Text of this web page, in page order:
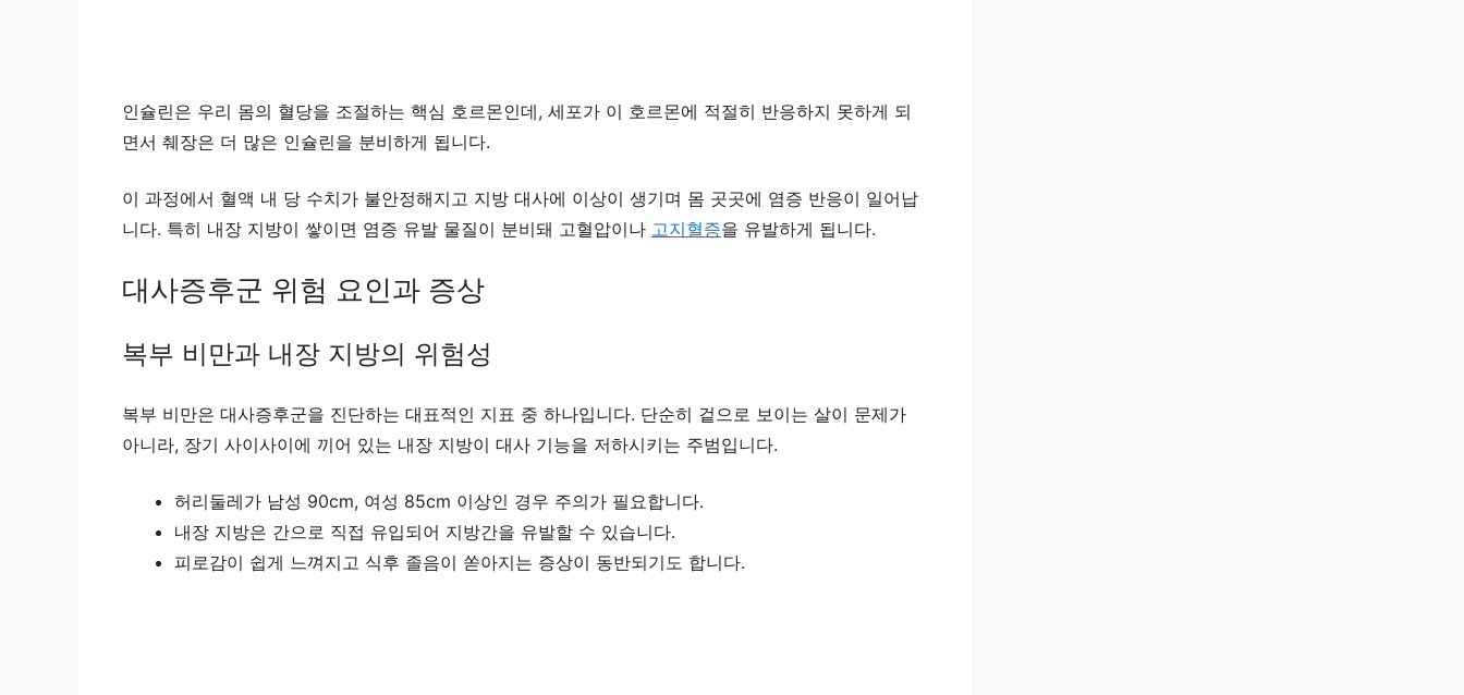
인슐린은 우리 몸의 혈당을 조절하는 핵심 호르몬인데, 세포가 이 호르몬에 적절히 반응하지 못하게 되
면서 췌장은 더 많은 인슐린을 분비하게 됩니다.
이 과정에서 혈액 내 당 수치가 불안정해지고 지방 대사에 이상이 생기며 몸 곳곳에 염증 반응이 일어납
니다. 특히 내장 지방이 쌓이면 염증 유발 물질이 분비돼 고혈압이나 고지혈증을 유발하게 됩니다.
대사증후군 위험 요인과 증상
복부 비만과 내장 지방의 위험성
복부 비만은 대사증후군을 진단하는 대표적인 지표 중 하나입니다. 단순히 겉으로 보이는 살이 문제가
아니라, 장기 사이사이에 끼어 있는 내장 지방이 대사 기능을 저하시키는 주범입니다.
허리둘레가 남성 90cm, 여성 85cm 이상인 경우 주의가 필요합니다.
내장 지방은 간으로 직접 유입되어 지방간을 유발할 수 있습니다.
피로감이 쉽게 느껴지고 식후 졸음이 쏟아지는 증상이 동반되기도 합니다.